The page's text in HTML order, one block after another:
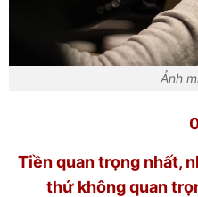
Ảnh
Tiền quan trọng nhất,
thứ không quan